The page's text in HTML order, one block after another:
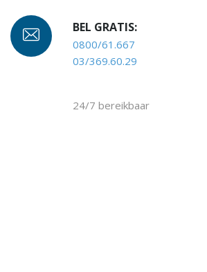
BEL GRATIS:
0800/61.667
03/369.60.29
24/7 bereikbaar